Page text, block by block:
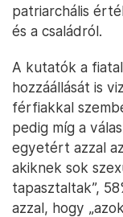
patriarchális
és a családról.
A kutatók a
hozzáállását is
férfiakkal
pedig míg a
egyetért azzal
akiknek sok
tapasztaltak”,
azzal, hogy